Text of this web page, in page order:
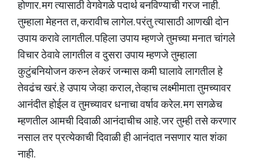
होणार. मग त्यासाठी वेगवेगळे पदार्थ बनविण्याची गरज नाही.
तुम्हाला मेहनत त, करावीच लागेल. परंतु त्यासाठी आणखी दोन
उपाय करावे लागतील. पहिला उपाय म्हणजे तुमच्या मनात चांगले
विचार ठेवावे लागतील व दुसरा उपाय म्हणजे तुम्हाला
कुटुंबनियोजन करुन लेकरं जन्मास कमी घालावे लागतील हे
तेवढंच खरं. हे उपाय जेव्हा कराल, तेव्हाच लक्ष्मीमाता तुमच्यावर
आनंदीत होईल व तुमच्यावर धनाचा वर्षाव करेल. मग सगळेच
म्हणतील आमची दिवाळी आनंदाचीच आहे. जर तुम्ही तसे करणार
नसाल तर प्रत्येकाची दिवाळी ही आनंदात नसणार यात शंका
नाही.